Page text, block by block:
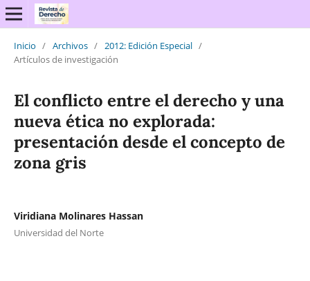
Inicio / Archivos / 2012: Edición Especial /
Artículos de investigación
El conflicto entre el derecho y una
nueva ética no explorada:
presentación desde el concepto de
zona gris
Viridiana Molinares Hassan
Universidad del Norte